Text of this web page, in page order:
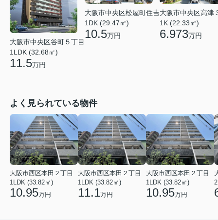
大阪市中央区谷町５丁目
1LDK (32.68㎡)
11.5万円
大阪市中央区松屋町住吉
1DK (29.47㎡)
10.5万円
大阪市中央区高津
1K (22.33㎡)
6.973万円
よく見られている物件
大阪市西区本田２丁目
1LDK (33.82㎡)
10.95万円
大阪市西区本田２丁目
1LDK (33.82㎡)
11.1万円
大阪市西区本田２丁目
1LDK (33.82㎡)
10.95万円